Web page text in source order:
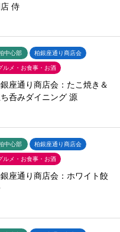
侍
中心部 柏銀座通り商店会
ルメ・お食事・お酒
座通り商店会：たこ焼き＆
呑みダイニング 源
中心部 柏銀座通り商店会
ルメ・お食事・お酒
座通り商店会：ホワイト餃